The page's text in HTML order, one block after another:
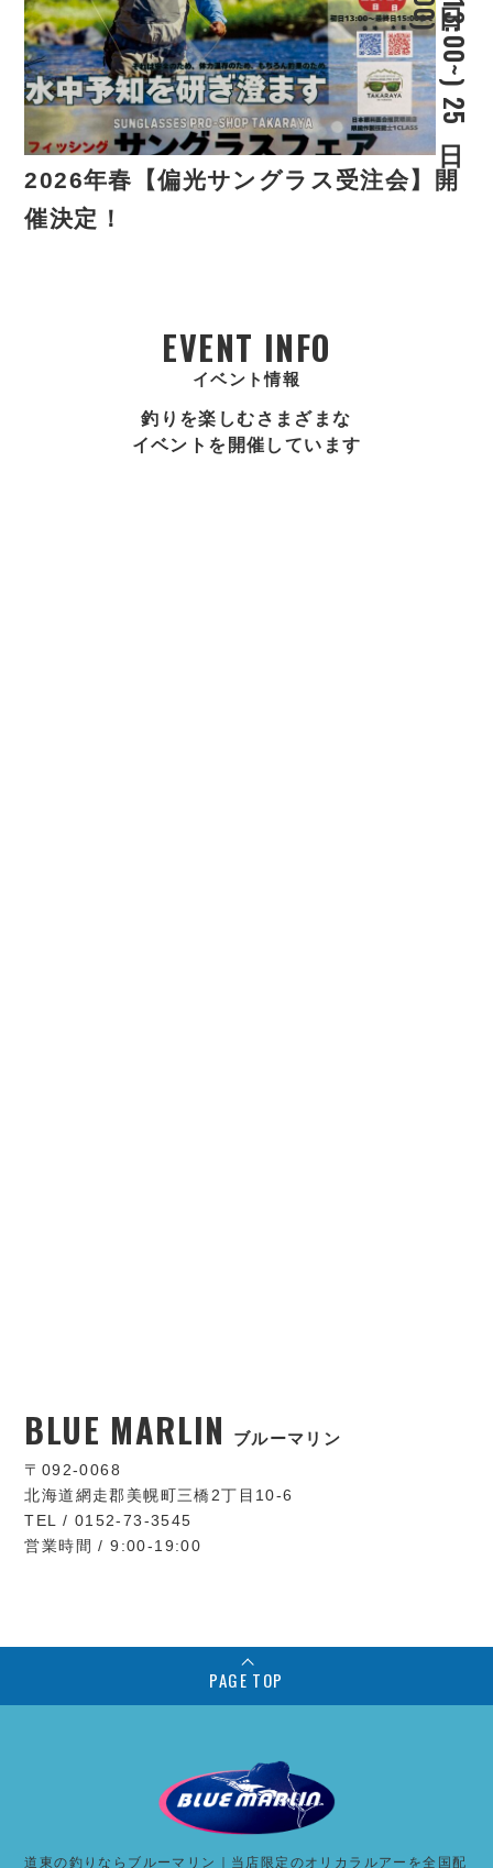
2026年春【偏光サングラス受注会】開
催決定！
EVENT INFO
イベント情報
釣りを楽しむさまざまな
イベントを開催しています
BLUE MARLIN ブルーマリン
〒092-0068
北海道網走郡美幌町三橋2丁目10-6
TEL / 0152-73-3545
営業時間 / 9:00-19:00
PAGE TOP
道東の釣りならブルーマリン｜当店限定のオリカラルアーを全国配